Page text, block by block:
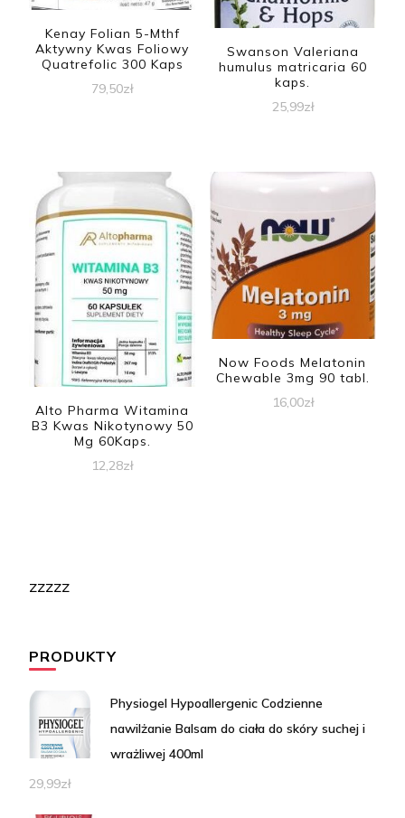
Kenay Folian 5-Mthf
Aktywny Kwas Foliowy
Quatrefolic 300 Kaps
79,50zł
Swanson Valeriana
humulus matricaria 60
kaps.
25,99zł
Alto Pharma Witamina
B3 Kwas Nikotynowy 50
Mg 60Kaps.
12,28zł
Now Foods Melatonin
Chewable 3mg 90 tabl.
16,00zł
zzzzz
PRODUKTY
Physiogel Hypoallergenic Codzienne
nawilżanie Balsam do ciała do skóry suchej i
wrażliwej 400ml
29,99zł